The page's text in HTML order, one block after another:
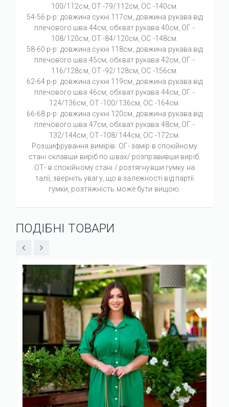
100/112см, ОТ -79/112см, OC -140см.
54-56 р-р: довжина сукні 117см, довжина рукава від
плечового шва 44см, обхват рукава 40см, ОГ -
108/120см, ОТ -84/120см, OC -148см.
58-60 р-р: довжина сукні 118см, довжина рукава від
плечового шва 45см, обхват рукава 42см, ОГ -
116/128см, ОТ -92/128см, OC -156см.
62-64 р-р: довжина сукні 119см, довжина рукава від
плечового шва 46см, обхват рукава 44см, ОГ -
124/136см, ОТ -100/136см, OC -164см.
66-68 р-р: довжина сукні 120см, довжина рукава від
плечового шва 47см, обхват рукава 48см, ОГ -
132/144см, ОТ -108/144см, OC -172см.
Розшифрування вимірів: ОГ- замір в спокійному
стані склавши виріб по швах/ розправивши виріб.
ОТ- в спокійному стані / розтягнувши гумку на
талії, зверніть увагу, що в залежності від партії
гумки, розтяжність може бути вищою.
ПОДІБНІ ТОВАРИ